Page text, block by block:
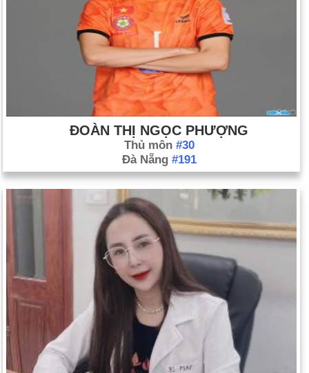
ĐOÀN THỊ NGỌC PHƯỢNG
Thủ môn #30
Đà Nẵng #191